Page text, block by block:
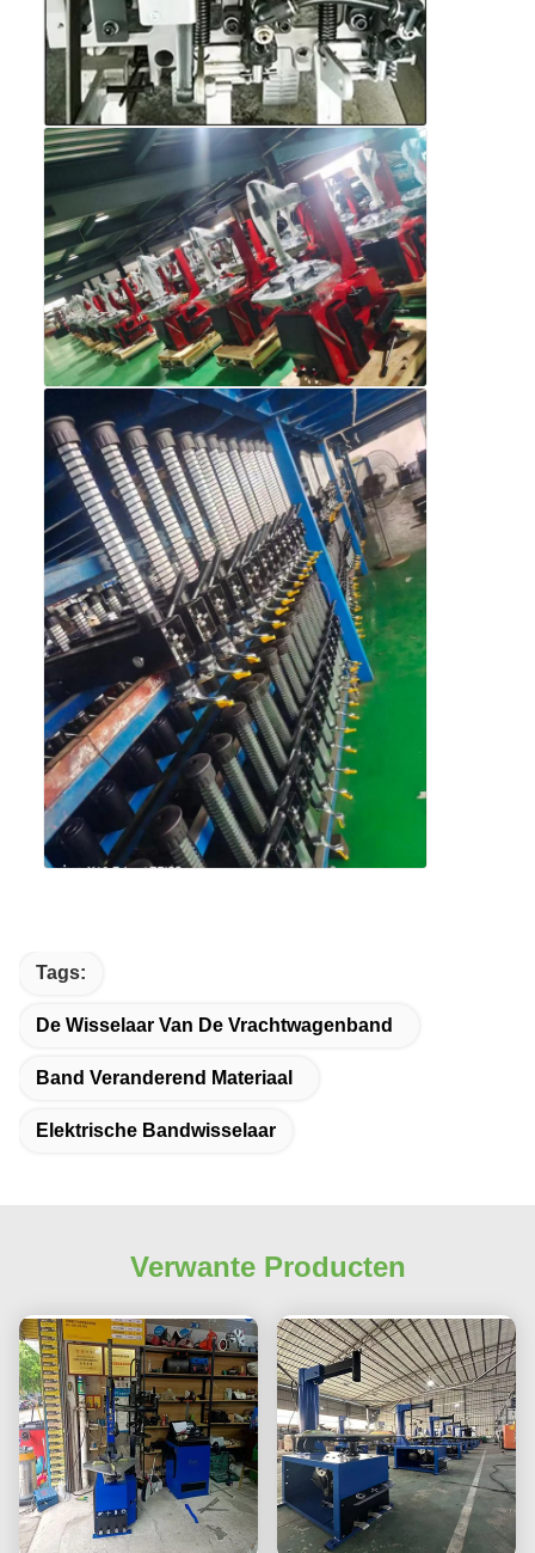
Tags:
De Wisselaar Van De Vrachtwagenband
Band Veranderend Materiaal
Elektrische Bandwisselaar
Verwante Producten